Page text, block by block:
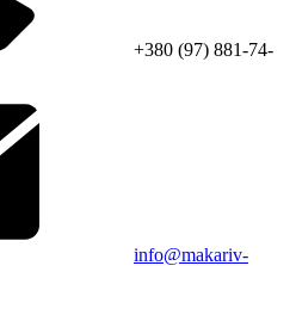
+380 (97) 881-74-
info@makariv-